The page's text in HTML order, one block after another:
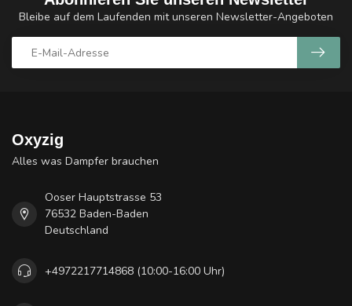
Bleibe auf dem Laufenden mit unseren Newsletter-Angeboten
Oxyzig
Alles was Dampfer brauchen
Ooser Hauptstrasse 53
76532 Baden-Baden
Deutschland
+4972217714868 (10:00-16:00 Uhr)